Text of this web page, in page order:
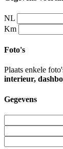
NL
Km
Foto's
Plaats enkele
interieur,
Gegevens